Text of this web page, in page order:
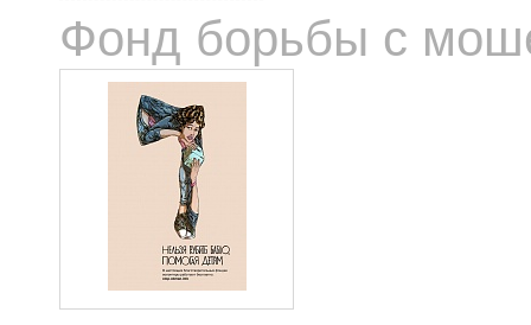
Фонд борьбы с